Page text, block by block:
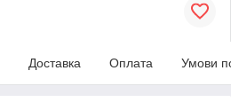
Доставка Оплата Умови